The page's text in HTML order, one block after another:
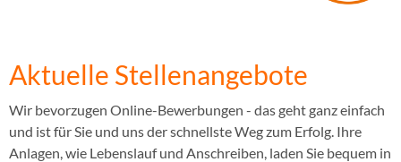
Aktuelle Stellenangebote
Wir bevorzugen Online-Bewerbungen - das geht ganz einfach
und ist für Sie und uns der schnellste Weg zum Erfolg. Ihre
Anlagen, wie Lebenslauf und Anschreiben, laden Sie bequem in